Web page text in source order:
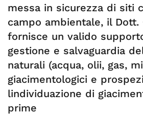
messa in sicurezza di siti
campo ambientale, il Dott.
fornisce un valido
gestione e salvaguardia
naturali (acqua, olii, gas,
giacimentologici e
lindividuazione di
prime